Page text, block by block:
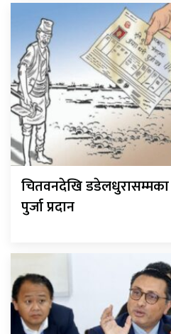
चितवनदेखि डडेलधुरासम्मका
पुर्जा प्रदान